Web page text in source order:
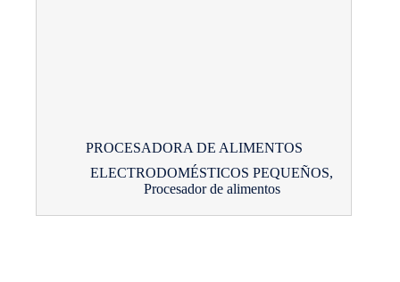
PROCESADORA DE ALIMENTOS
ELECTRODOMÉSTICOS PEQUEÑOS,
Procesador de alimentos